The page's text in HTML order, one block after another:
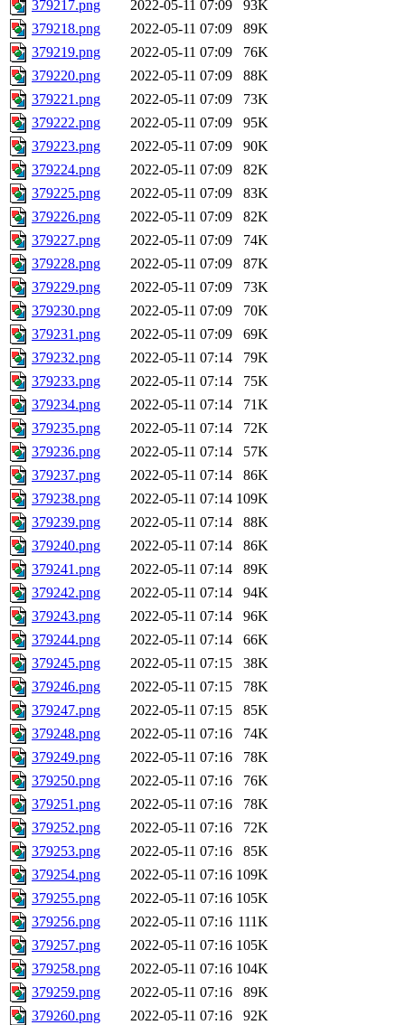
379217.png 2022-05-11 07:09
93K
379218.png
2022-05-11 07:09
89K
379219.png
2022-05-11 07:09
76K
379220.png
2022-05-11 07:09
88K
379221.png
2022-05-11 07:09
73K
379222.png
2022-05-11 07:09
95K
379223.png
2022-05-11 07:09
90K
379224.png
2022-05-11 07:09
82K
379225.png
2022-05-11 07:09
83K
379226.png
2022-05-11 07:09
82K
379227.png
2022-05-11 07:09
74K
379228.png
2022-05-11 07:09
87K
379229.png
2022-05-11 07:09
73K
379230.png
2022-05-11 07:09
70K
379231.png
2022-05-11 07:09
69K
379232.png
2022-05-11 07:14
79K
379233.png
2022-05-11 07:14
75K
379234.png
2022-05-11 07:14
71K
379235.png
2022-05-11 07:14
72K
379236.png
2022-05-11 07:14
57K
379237.png
2022-05-11 07:14
86K
379238.png
2022-05-11 07:14 109K
379239.png
2022-05-11 07:14
88K
379240.png
2022-05-11 07:14
86K
379241.png
2022-05-11 07:14
89K
379242.png
2022-05-11 07:14
94K
379243.png
2022-05-11 07:14
96K
379244.png
2022-05-11 07:14
66K
379245.png
2022-05-11 07:15
38K
379246.png
2022-05-11 07:15
78K
379247.png
2022-05-11 07:15
85K
379248.png
2022-05-11 07:16
74K
379249.png
2022-05-11 07:16
78K
379250.png
2022-05-11 07:16
76K
379251.png
2022-05-11 07:16
78K
379252.png
2022-05-11 07:16
72K
379253.png
2022-05-11 07:16
85K
379254.png
2022-05-11 07:16 109K
379255.png
2022-05-11 07:16 105K
379256.png
2022-05-11 07:16 111K
379257.png
2022-05-11 07:16 105K
379258.png
2022-05-11 07:16 104K
379259.png
2022-05-11 07:16
89K
379260.png
2022-05-11 07:16
92K